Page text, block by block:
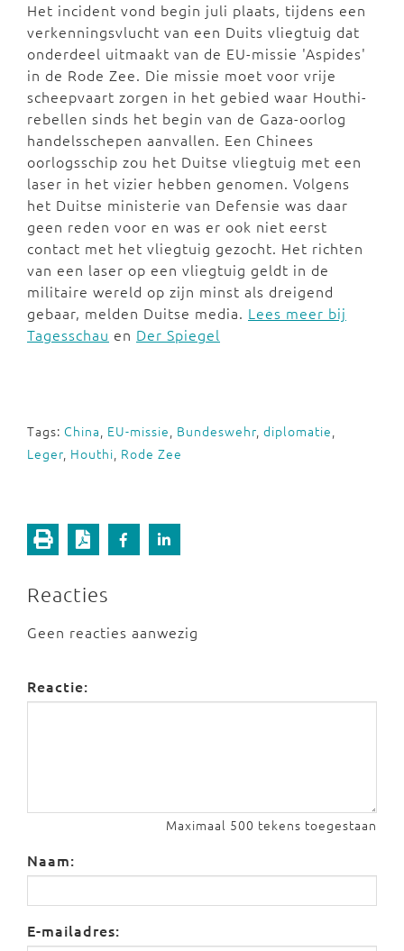
Het incident vond begin juli plaats, tijdens een
verkenningsvlucht van een Duits vliegtuig dat
onderdeel uitmaakt van de EU-missie 'Aspides'
in de Rode Zee. Die missie moet voor vrije
scheepvaart zorgen in het gebied waar Houthi-
rebellen sinds het begin van de Gaza-oorlog
handelsschepen aanvallen. Een Chinees
oorlogsschip zou het Duitse vliegtuig met een
laser in het vizier hebben genomen. Volgens
het Duitse ministerie van Defensie was daar
geen reden voor en was er ook niet eerst
contact met het vliegtuig gezocht. Het richten
van een laser op een vliegtuig geldt in de
militaire wereld op zijn minst als dreigend
gebaar, melden Duitse media. Lees meer bij
Tagesschau en Der Spiegel
Tags: China, EU-missie, Bundeswehr, diplomatie,
Leger, Houthi, Rode Zee
Reacties
Geen reacties aanwezig
Reactie:
Maximaal 500 tekens toegestaan
Naam:
E-mailadres: